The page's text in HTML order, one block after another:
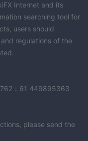
Internet and its
searching tool for
users should
regulations of the
；61 449895363
please send the